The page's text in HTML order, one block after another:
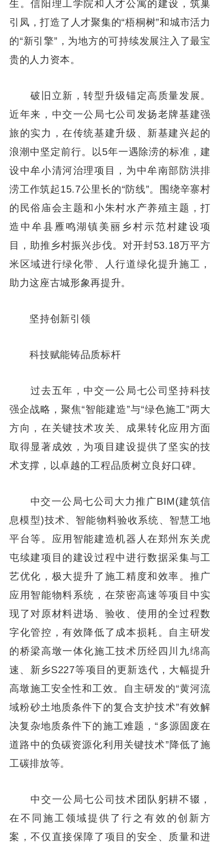
生。信阳理工学院和人才公寓的建设，筑巢
引凤，打造了人才聚集的“梧桐树”和城市活力
的“新引擎”，为地方的可持续发展注入了最宝
贵的人力资本。
破旧立新，转型升级锚定高质量发展。
近年来，中交一公局七公司发扬老牌基建强
旅的实力，在传统基建升级、新基建兴起的
浪潮中坚定前行。以5年一遇除涝的标准，建
设中牟小清河治理项目，为中牟南部防洪排
涝工作筑起15.7公里长的“防线”。围绕辛寨村
的民俗庙会主题和小朱村水产养殖主题，打
造中牟县雁鸣湖镇美丽乡村示范村建设项
目，助推乡村振兴步伐。对开封53.18万平方
米区域进行绿化带、人行道绿化提升施工，
助力这座古城形象再提升。
坚持创新引领
科技赋能铸品质标杆
过去五年，中交一公局七公司坚持科技
强企战略，聚焦“智能建造”与“绿色施工”两大
方向，在关键技术攻关、成果转化应用方面
取得显著成效，为项目建设提供了坚实的技
术支撑，以卓越的工程品质树立良好口碑。
中交一公局七公司大力推广BIM(建筑信
息模型)技术、智能物料验收系统、智慧工地
平台等。应用智能建造机器人在郑州东关虎
屯续建项目的建设过程中进行数据采集与工
艺优化，极大提升了施工精度和效率。推广
应用智能物料系统，在荥密高速等项目中实
现了对原材料进场、验收、使用的全过程数
字化管控，有效降低了成本损耗。自主研发
的桥梁高墩一体化施工技术历经四川九绵高
速、新乡S227等项目的更新迭代，大幅提升
高墩施工安全性和工效。自主研发的“黄河流
域粉砂土地质条件下的复合支护技术”有效解
决复杂地质条件下的施工难题，“多源固废在
道路中的负碳资源化利用关键技术”降低了施
工碳排放等。
中交一公局七公司技术团队躬耕不辍，
在不同施工领域提供了行之有效的创新方
案，不仅直接保障了项目的安全、质量和进